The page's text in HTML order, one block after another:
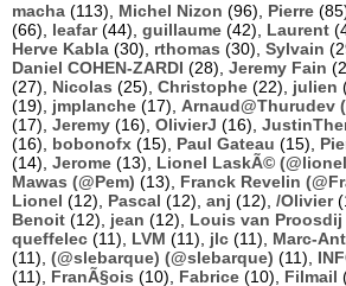
macha (113), Michel Nizon (96), Pierre
(66), leafar(44), guillaume (42), Laurent
Herve Kabla (30), rthomas (30), Sylvain
Daniel COHEN-ZARDI (28), Jeremy Fain
(27), Nicolas (25), Christophe (22), julien
(19), jmplanche (17), Arnaud@Thurudev
(17), Jeremy (16), OlivierJ (16),
(16), bobonofx (15), Paul Gateau (15),
(14), Jerome (13), Lionel LaskÃ©
Mawas (@Pem) (13), Franck Revelin
Lionel (12), Pascal (12), anj (12), /Olivier
Benoit (12), jean (12), Louis van Proosdij
queffelec (11), LVM (11), jlc (11), Marc-
(11), (@slebarque) (@slebarque) (11),
(11), FranÃ§ois (10), Fabrice (10), Filmail